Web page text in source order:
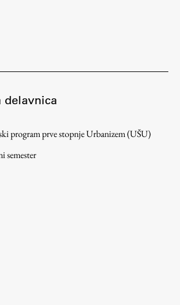
delavnica
program prve stopnje Urbanizem (UŠU)
semester